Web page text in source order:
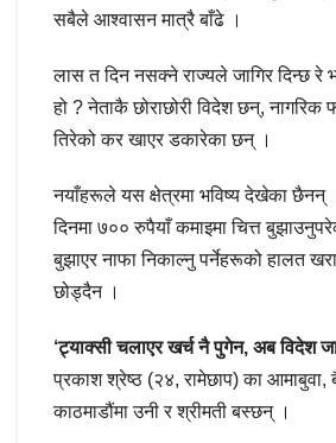
सबैले आश्वासन मात्रै बाँढे ।
लास त दिन नसक्ने राज्यले जागिर दिन्छ रे
हो ? नेताकै छोराछोरी विदेश छन्, नागरिक
तिरेको कर खाएर डकारेका छन् ।
नयाँहरूले यस क्षेत्रमा भविष्य देखेका
दिनमा ७०० रुपैयाँ कमाइमा चित्त
बुझाएर नाफा निकाल्नु पर्नेहरूको हालत
छोड्दैन ।
‘ट्याक्सी चलाएर खर्च नै पुगेन, अब विदेश
प्रकाश श्रेष्ठ (२४, रामेछाप) का आमाबुवा,
काठमाडौंमा उनी र श्रीमती बस्छन् ।